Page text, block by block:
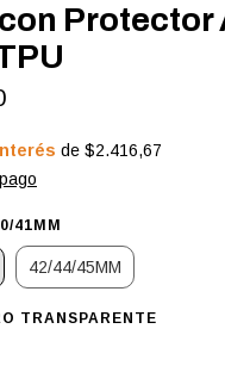
Protector
de $2.416,67
41MM
42/44/45MM
TRANSPARENTE